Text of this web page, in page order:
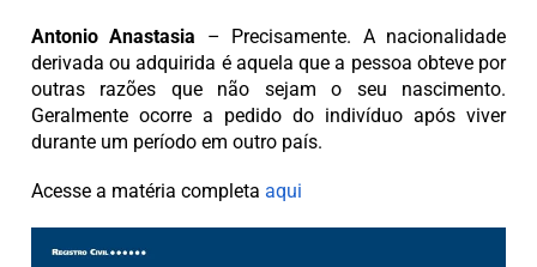
Antonio Anastasia – Precisamente. A nacionalidade
derivada ou adquirida é aquela que a pessoa obteve por
outras razões que não sejam o seu nascimento.
Geralmente ocorre a pedido do indivíduo após viver
durante um período em outro país.
Acesse a matéria completa aqui